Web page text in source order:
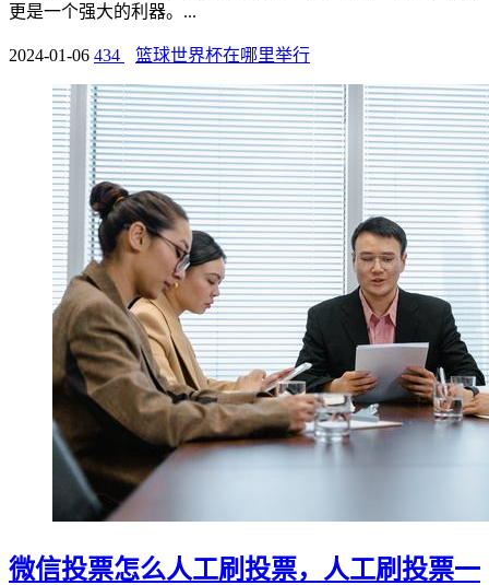
更是一个强大的利器。...
2024-01-06 434 篮球世界杯在哪里举行
微信投票怎么人工刷投票，人工刷投票一